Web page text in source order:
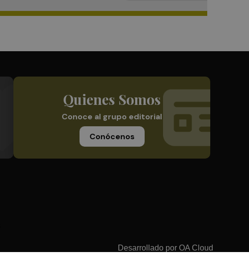
Quienes Somos
Conoce al grupo editorial
Conócenos
Desarrollado por OA Cloud